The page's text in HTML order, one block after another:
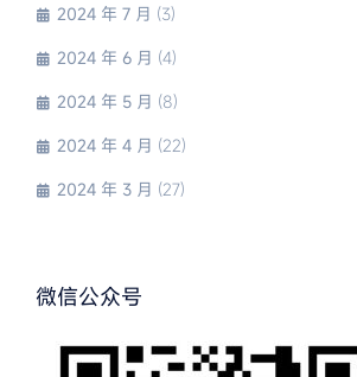
2024 年 7 月 (3)
2024 年 6 月 (4)
2024 年 5 月 (8)
2024 年 4 月 (22)
2024 年 3 月 (27)
微信公众号